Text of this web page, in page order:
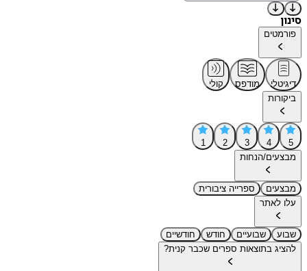
סינון
פורמטים
דיגיטלי מודפס
קולי
ביקורות
5
4
3
2
1
מבצעים/הנחות
מבצעים
ספרייה ציבורית
עלו לאתר
שבוע שבועיים חודש
חודשיים
להציג בתוצאות ספרים שכבר קנית?